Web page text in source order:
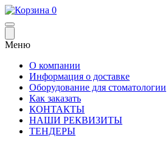
0
Меню
О компании
Информация о доставке
Оборудование для стоматологии
Как заказать
КОНТАКТЫ
НАШИ РЕКВИЗИТЫ
ТЕНДЕРЫ